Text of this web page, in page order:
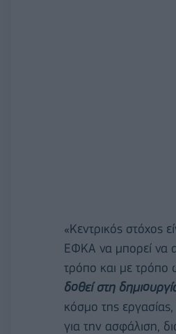
«Κεντρικός στόχος
ΕΦΚΑ να μπορεί να
τρόπο και με τρόπο
δοθεί στη
κόσμο της
για την ασφάλιση,